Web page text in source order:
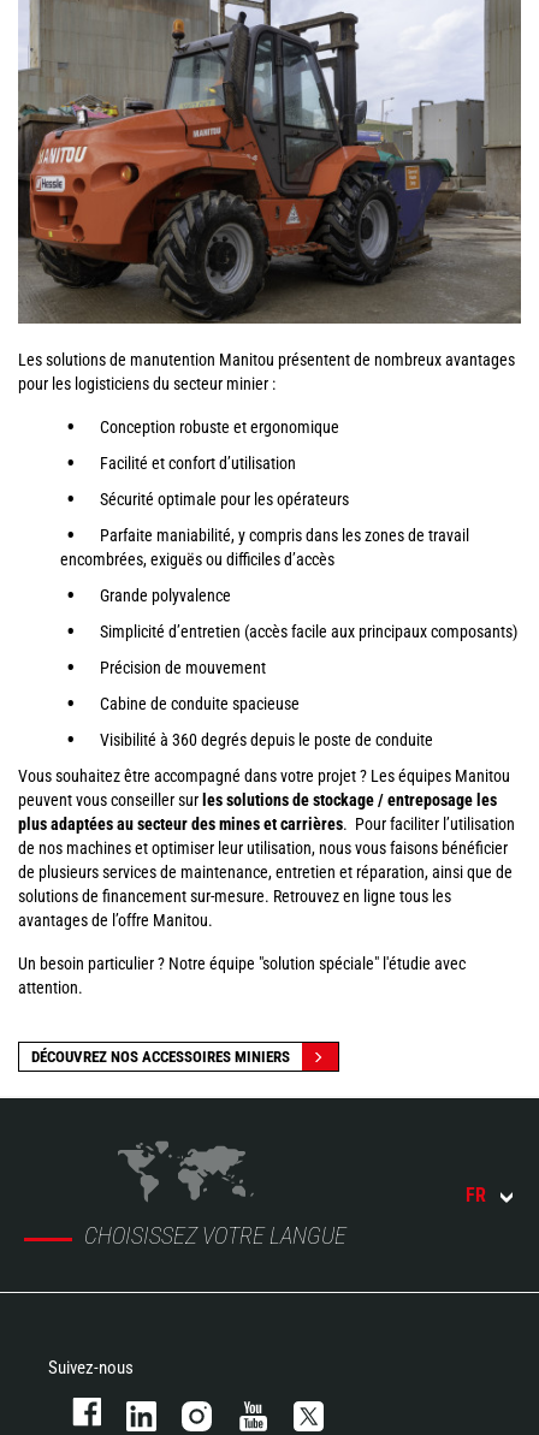
Les solutions de manutention Manitou présentent de nombreux avantages
pour les logisticiens du secteur minier :
Conception robuste et ergonomique
Facilité et confort d’utilisation
Sécurité optimale pour les opérateurs
Parfaite maniabilité, y compris dans les zones de travail
encombrées, exiguës ou difficiles d’accès
Grande polyvalence
Simplicité d’entretien (accès facile aux principaux composants)
Précision de mouvement
Cabine de conduite spacieuse
Visibilité à 360 degrés depuis le poste de conduite
Vous souhaitez être accompagné dans votre projet ? Les équipes Manitou
peuvent vous conseiller sur les solutions de stockage / entreposage les
plus adaptées au secteur des mines et carrières. Pour faciliter l’utilisation
de nos machines et optimiser leur utilisation, nous vous faisons bénéficier
de plusieurs services de maintenance, entretien et réparation, ainsi que de
solutions de financement sur-mesure. Retrouvez en ligne tous les
avantages de l’offre Manitou.
Un besoin particulier ? Notre équipe "solution spéciale" l'étudie avec
attention.
DÉCOUVREZ NOS ACCESSOIRES MINIERS
CHOISISSEZ VOTRE LANGUE
FR
Suivez-nous